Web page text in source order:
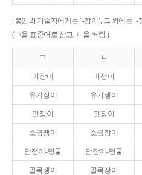
[붙임 2] 기술자에게는 ‘-장이’, 그 외에는
(ㄱ을 표준어로 삼고, ㄴ을 버림.)
ㄱ ㄴ
미장이 미쟁이
유기장이 유기쟁이
멋쟁이 멋장이
소금쟁이 소금장이
담쟁이-덩굴 담장이-덩굴
골목쟁이 골목장이